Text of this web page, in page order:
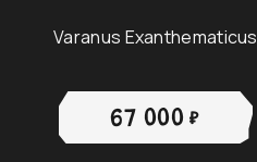
Varanus Exanthematicus
67 000 ₽